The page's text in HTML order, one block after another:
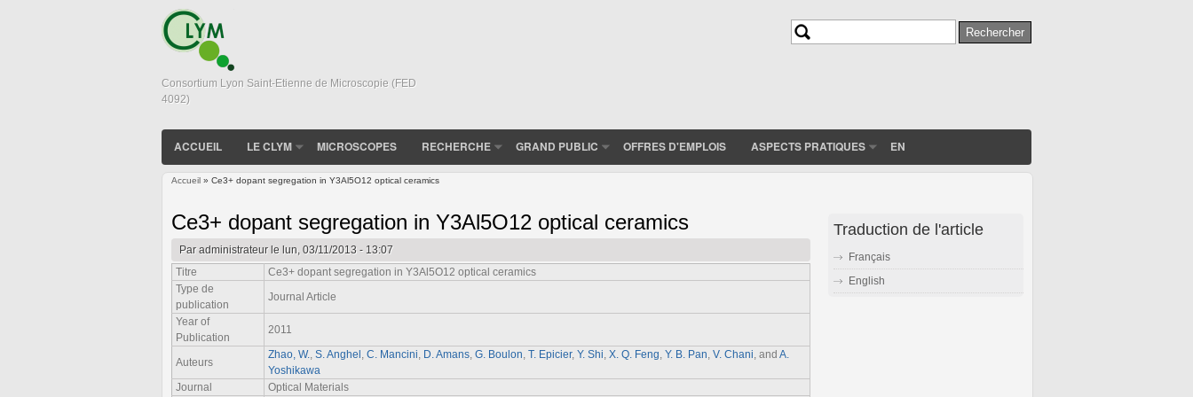
Consortium Lyon Saint-Etienne de Microscopie (FED
4092)
Rechercher
ACCUEIL LE CLYM MICROSCOPES RECHERCHE GRAND PUBLIC OFFRES D'EMPLOIS ASPECTS PRATIQUES EN
Accueil » Ce3+ dopant segregation in Y3Al5O12 optical ceramics
Ce3+ dopant segregation in Y3Al5O12 optical ceramics
Paradministrateurle lun, 03/11/2013 - 13:07
Titre
Ce3+ dopant segregation in Y3Al5O12 optical ceramics
Type de
publication
Journal Article
Year of
Publication
2011
Auteurs
Zhao, W. S. Anghel C. Mancini D. Amans G. Boulon T. Epicier, Y. Shi X. Q. Feng Y. B. Pan V. Chani , and A.
Yoshikawa
Journal
Optical Materials
Traduction de l'article
Français
English